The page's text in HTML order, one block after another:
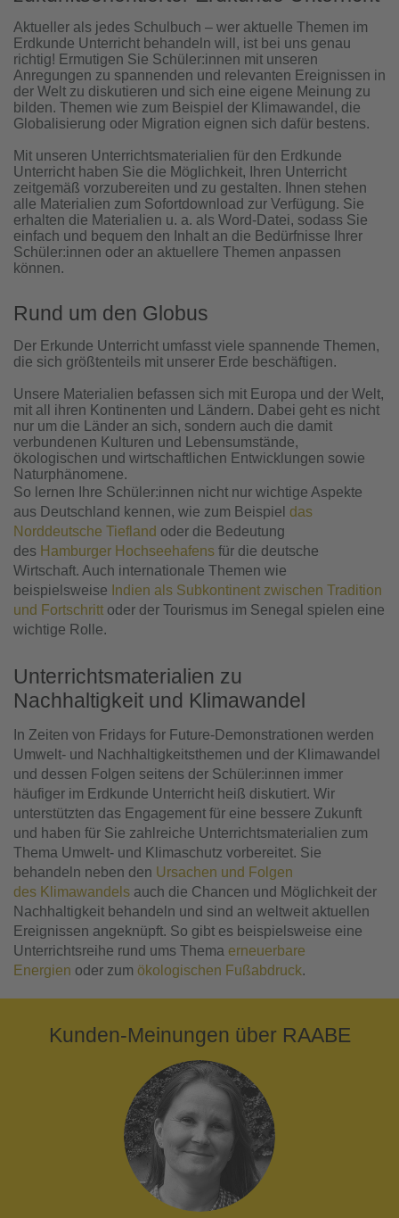
Aktueller als jedes Schulbuch – wer aktuelle Themen im
Erdkunde Unterricht behandeln will, ist bei uns genau
richtig! Ermutigen Sie Schüler:innen mit unseren
Anregungen zu spannenden und relevanten Ereignissen in
der Welt zu diskutieren und sich eine eigene Meinung zu
bilden. Themen wie zum Beispiel der Klimawandel, die
Globalisierung oder Migration eignen sich dafür bestens.
Mit unseren Unterrichtsmaterialien für den Erdkunde
Unterricht haben Sie die Möglichkeit, Ihren Unterricht
zeitgemäß vorzubereiten und zu gestalten. Ihnen stehen
alle Materialien zum Sofortdownload zur Verfügung. Sie
erhalten die Materialien u. a. als Word-Datei, sodass Sie
einfach und bequem den Inhalt an die Bedürfnisse Ihrer
Schüler:innen oder an aktuellere Themen anpassen
können.
Rund um den Globus
Der Erkunde Unterricht umfasst viele spannende Themen,
die sich größtenteils mit unserer Erde beschäftigen.
Unsere Materialien befassen sich mit Europa und der Welt,
mit all ihren Kontinenten und Ländern. Dabei geht es nicht
nur um die Länder an sich, sondern auch die damit
verbundenen Kulturen und Lebensumstände,
ökologischen und wirtschaftlichen Entwicklungen sowie
Naturphänomene.
So lernen Ihre Schüler:innen nicht nur wichtige Aspekte
aus Deutschland kennen, wie zum Beispiel das
Norddeutsche Tiefland oder die Bedeutung
des Hamburger Hochseehafens für die deutsche
Wirtschaft. Auch internationale Themen wie
beispielsweise Indien als Subkontinent zwischen Tradition
und Fortschritt oder der Tourismus im Senegal spielen eine
wichtige Rolle.
Unterrichtsmaterialien zu
Nachhaltigkeit und Klimawandel
In Zeiten von Fridays for Future-Demonstrationen werden
Umwelt- und Nachhaltigkeitsthemen und der Klimawandel
und dessen Folgen seitens der Schüler:innen immer
häufiger im Erdkunde Unterricht heiß diskutiert. Wir
unterstützten das Engagement für eine bessere Zukunft
und haben für Sie zahlreiche Unterrichtsmaterialien zum
Thema Umwelt- und Klimaschutz vorbereitet. Sie
behandeln neben den Ursachen und Folgen
des Klimawandels auch die Chancen und Möglichkeit der
Nachhaltigkeit behandeln und sind an weltweit aktuellen
Ereignissen angeknüpft. So gibt es beispielsweise eine
Unterrichtsreihe rund ums Thema erneuerbare
Energien oder zum ökologischen Fußabdruck.
Kunden-Meinungen über RAABE